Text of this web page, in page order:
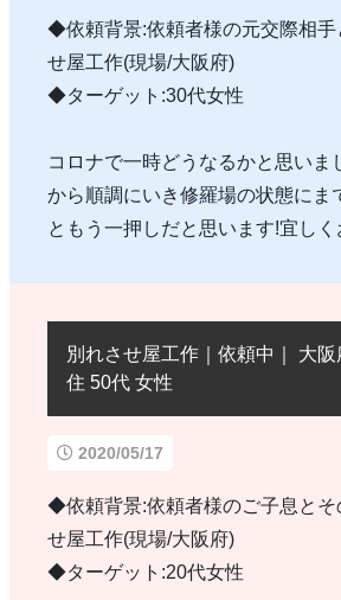
◆依頼背景:依頼者様の元交際相手
せ屋工作(現場/大阪府)
◆ターゲット:30代女性
コロナで一時どうなるかと思いま
から順調にいき修羅場の状態にま
ともう一押しだと思います!宜し
別れさせ屋工作｜依頼中｜ 大阪
住 50代 女性
2020/05/17
◆依頼背景:依頼者様のご子息とそ
せ屋工作(現場/大阪府)
◆ターゲット:20代女性